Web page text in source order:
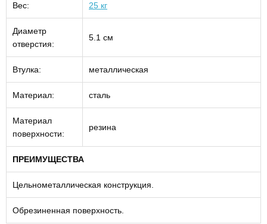
Вес: 25 кг
Диаметр
отверстия:
5.1 см
Втулка: металлическая
Материал: сталь
Материал
поверхности:
резина
ПРЕИМУЩЕСТВА
Цельнометаллическая конструкция.
Обрезиненная поверхность.